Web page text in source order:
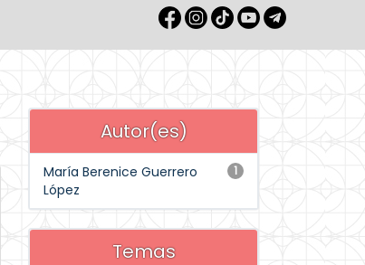
Autor(es)
1
María Berenice Guerrero
López
Temas